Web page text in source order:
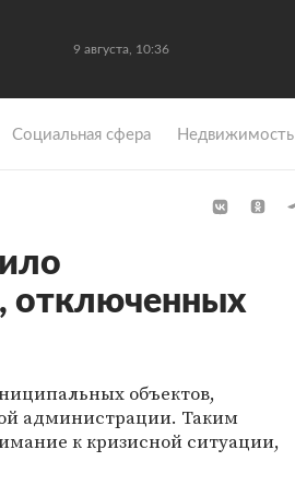
9 августа, 10:36
Социальная сфера Недвижимость
отключенных
объектов,
администрации. Таким
к кризисной ситуации,